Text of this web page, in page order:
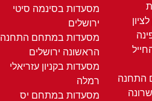
התחנה
מסעדות בסינמה סיטי
ירושלים
מסעדות במתחם התחנה
הראשונה ירושלים
מסעדות בקניון עזריאלי
רמלה
מסעדות במתחם יס